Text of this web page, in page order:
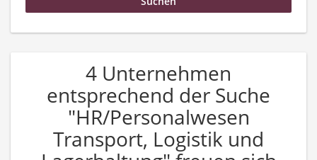
4 Unternehmen
entsprechend der Suche
"HR/Personalwesen
Transport, Logistik und